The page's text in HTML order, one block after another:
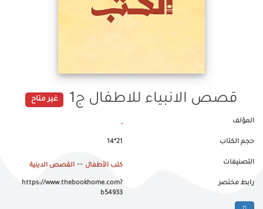
قصص الانبياء للاطفال ج1 غير متاح
المؤلف -
حجم الكتاب 21*14
التصنيفات كتب الأطفال -- القصص الدينية
رابط مختصر
https://www.thebookhome.com?
b54933